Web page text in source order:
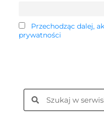
Przechodząc dalej,
prywatności